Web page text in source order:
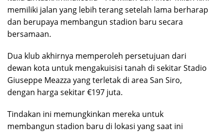
memiliki jalan yang lebih terang setelah lama berharap
dan berupaya membangun stadion baru secara
bersamaan.
Dua klub akhirnya memperoleh persetujuan dari
dewan kota untuk mengakuisisi tanah di sekitar Stadio
Giuseppe Meazza yang terletak di area San Siro,
dengan harga sekitar €197 juta.
Tindakan ini memungkinkan mereka untuk
membangun stadion baru di lokasi yang saat ini